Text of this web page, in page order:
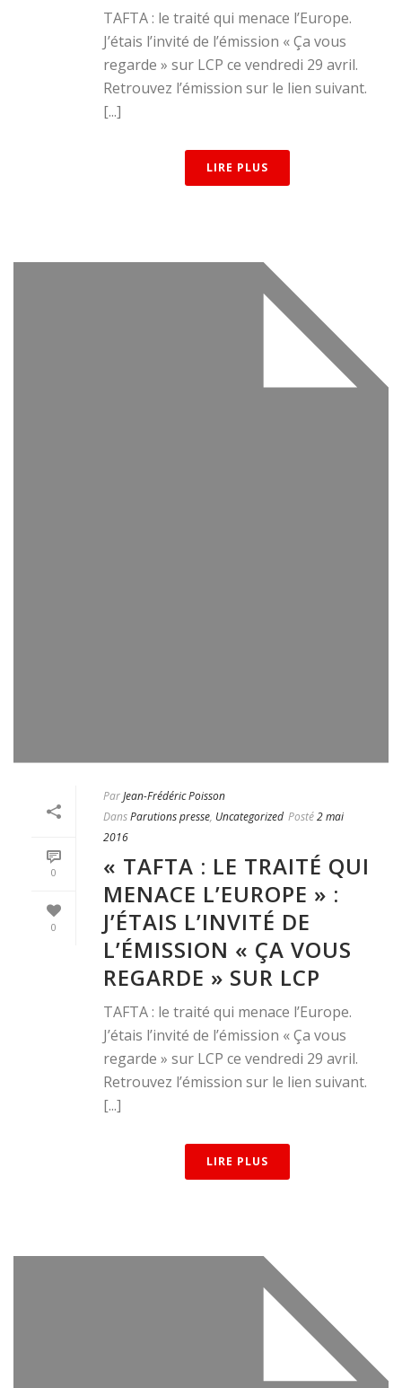
TAFTA : le traité qui menace l’Europe.
J’étais l’invité de l’émission « Ça vous
regarde » sur LCP ce vendredi 29 avril.
Retrouvez l’émission sur le lien suivant.
[...]
LIRE PLUS
0
0
ParJean-Frédéric Poisson
DansParutions presse, Uncategorized Posté2 mai
2016
« TAFTA : LE TRAITÉ QUI
MENACE L’EUROPE » :
J’ÉTAIS L’INVITÉ DE
L’ÉMISSION « ÇA VOUS
REGARDE » SUR LCP
TAFTA : le traité qui menace l’Europe.
J’étais l’invité de l’émission « Ça vous
regarde » sur LCP ce vendredi 29 avril.
Retrouvez l’émission sur le lien suivant.
[...]
LIRE PLUS